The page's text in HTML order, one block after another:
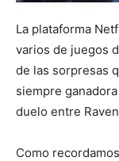
La plataforma
varios de juegos
de las sorpresas
siempre
duelo entre
Como